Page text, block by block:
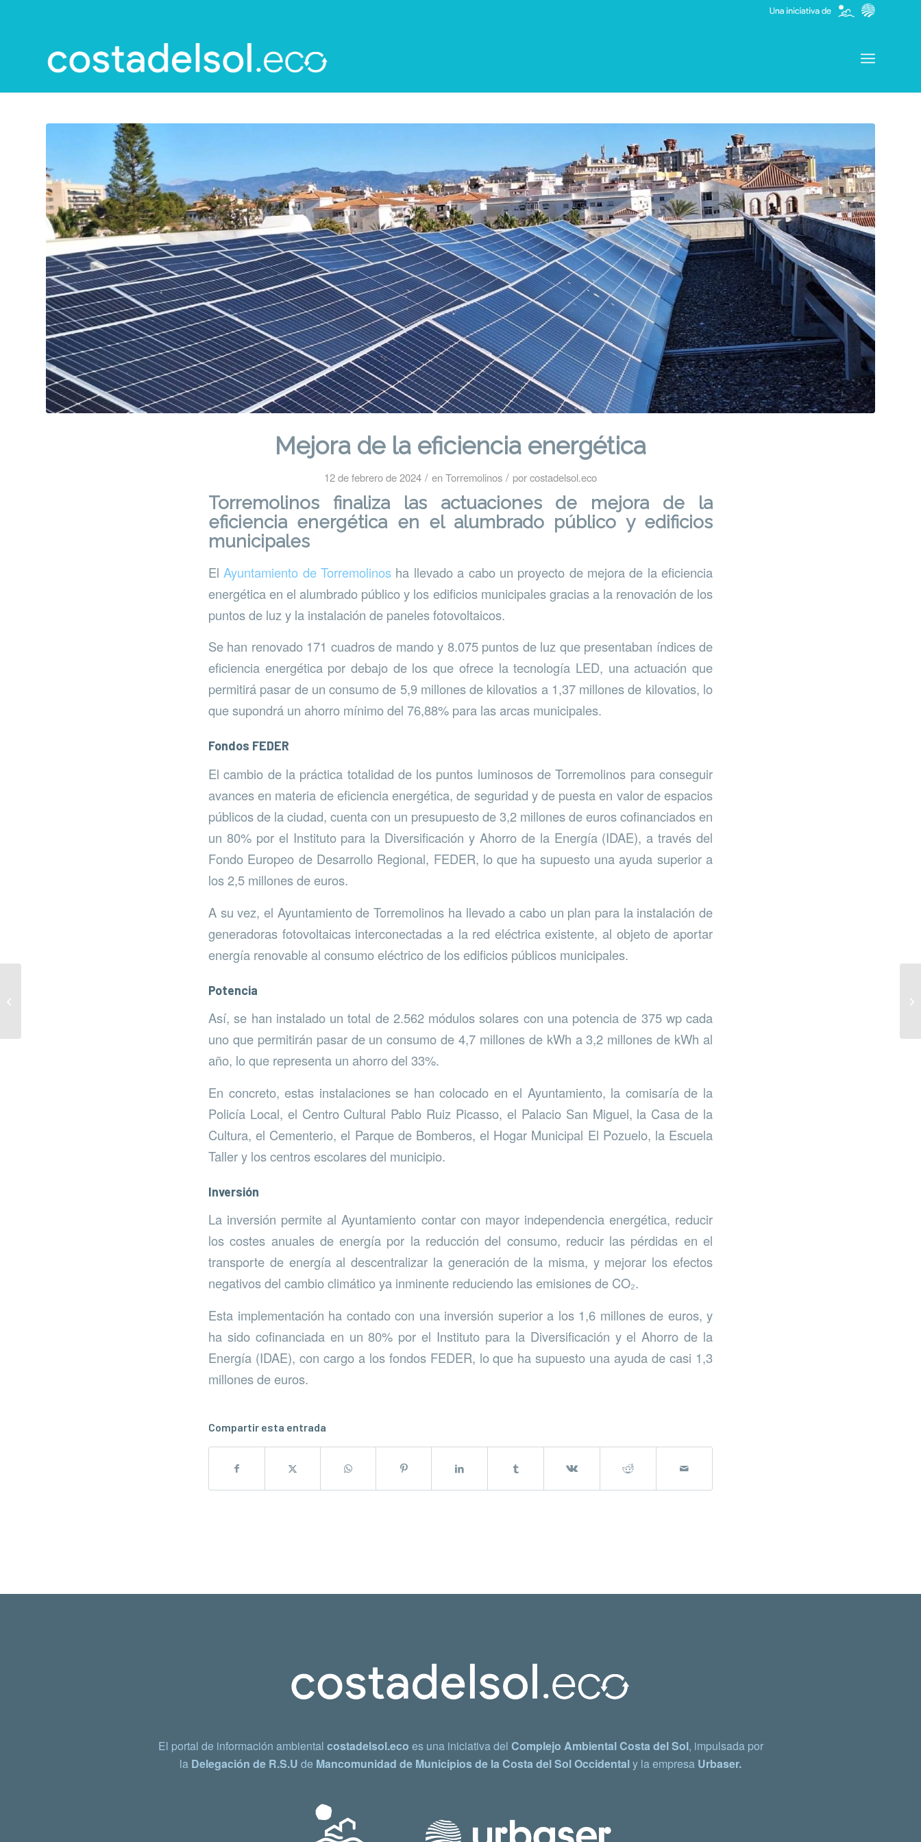
Mejora de la eficiencia energética
12 de febrero de 2024 / enTorremolinos / porcostadelsol.eco
Torremolinos finaliza las actuaciones de mejora de la
eficiencia energética en el alumbrado público y edificios
municipales
ElAyuntamiento de Torremolinos ha llevado a cabo un proyecto de mejora de la eficiencia
energética en el alumbrado público y los edificios municipales gracias a la renovación de los
puntos de luz y la instalación de paneles fotovoltaicos.
Se han renovado 171 cuadros de mando y 8.075 puntos de luz que presentaban índices de
eficiencia energética por debajo de los que ofrece la tecnología LED, una actuación que
permitirá pasar de un consumo de 5,9 millones de kilovatios a 1,37 millones de kilovatios, lo
que supondrá un ahorro mínimo del 76,88% para las arcas municipales.
Fondos FEDER
El cambio de la práctica totalidad de los puntos luminosos de Torremolinos para conseguir
avances en materia de eficiencia energética, de seguridad y de puesta en valor de espacios
públicos de la ciudad, cuenta con un presupuesto de 3,2 millones de euros cofinanciados en
un 80% por el Instituto para la Diversificación y Ahorro de la Energía (IDAE), a través del
Fondo Europeo de Desarrollo Regional, FEDER, lo que ha supuesto una ayuda superior a
los 2,5 millones de euros.
A su vez, el Ayuntamiento de Torremolinos ha llevado a cabo un plan para la instalación de
generadoras fotovoltaicas interconectadas a la red eléctrica existente, al objeto de aportar
energía renovable al consumo eléctrico de los edificios públicos municipales.
Potencia
Así, se han instalado un total de 2.562 módulos solares con una potencia de 375 wp cada
uno que permitirán pasar de un consumo de 4,7 millones de kWh a 3,2 millones de kWh al
año, lo que representa un ahorro del 33%.
En concreto, estas instalaciones se han colocado en el Ayuntamiento, la comisaría de la
Policía Local, el Centro Cultural Pablo Ruiz Picasso, el Palacio San Miguel, la Casa de la
Cultura, el Cementerio, el Parque de Bomberos, el Hogar Municipal El Pozuelo, la Escuela
Taller y los centros escolares del municipio.
Inversión
La inversión permite al Ayuntamiento contar con mayor independencia energética, reducir
los costes anuales de energía por la reducción del consumo, reducir las pérdidas en el
transporte de energía al descentralizar la generación de la misma, y mejorar los efectos
negativos del cambio climático ya inminente reduciendo las emisiones de CO₂.
Esta implementación ha contado con una inversión superior a los 1,6 millones de euros, y
ha sido cofinanciada en un 80% por el Instituto para la Diversificación y el Ahorro de la
Energía (IDAE), con cargo a los fondos FEDER, lo que ha supuesto una ayuda de casi 1,3
millones de euros.
Compartir esta entrada
El portal de información ambiental costadelsol.eco es una iniciativa del Complejo Ambiental Costa del Sol, impulsada por
la Delegación de R.S.U de Mancomunidad de Municipios de la Costa del Sol Occidentaly la empresa Urbaser.